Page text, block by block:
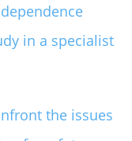
in a specialist
the issues